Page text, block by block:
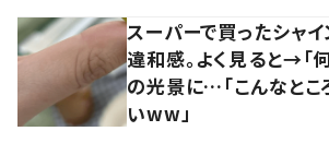
スーパーで買ったシャ
違和感。よく見ると→「
の光景に…「こんなとこ
いww」